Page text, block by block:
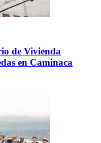
de Vivienda
en Caminaca